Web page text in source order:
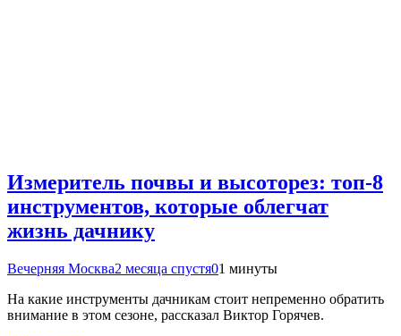
Измеритель почвы и высоторез: топ-8
инструментов, которые облегчат
жизнь дачнику
Вечерняя Москва2 месяца спустя01 минуты
На какие инструменты дачникам стоит непременно обратить
внимание в этом сезоне, рассказал Виктор Горячев.